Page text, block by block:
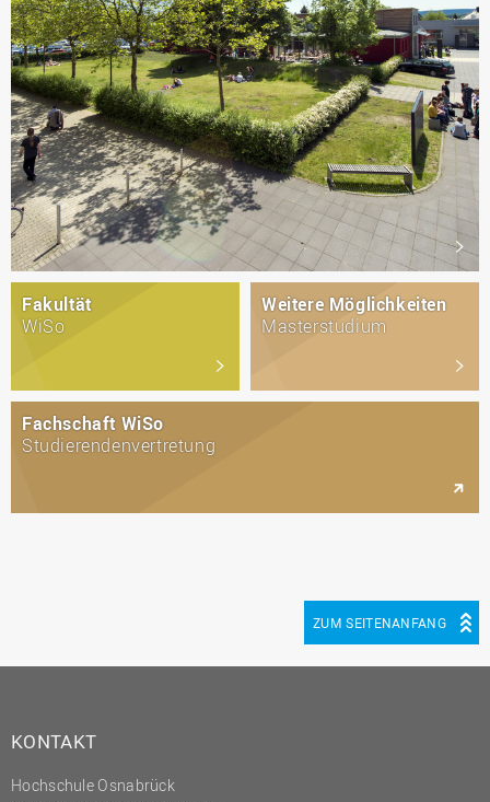
Fakultät
WiSo
Weitere Möglichkeiten
Masterstudium
Fachschaft WiSo
Studierendenvertretung
ZUM SEITENANFANG
KONTAKT
Hochschule Osnabrück